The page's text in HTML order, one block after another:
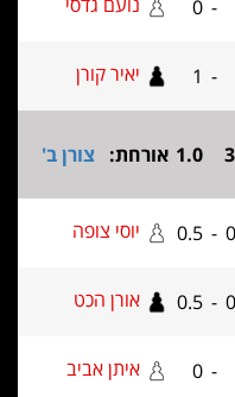
יאיר קורן
אורחת:צורן ב'
יוסי צופה
אורן הכט
איתן אביב